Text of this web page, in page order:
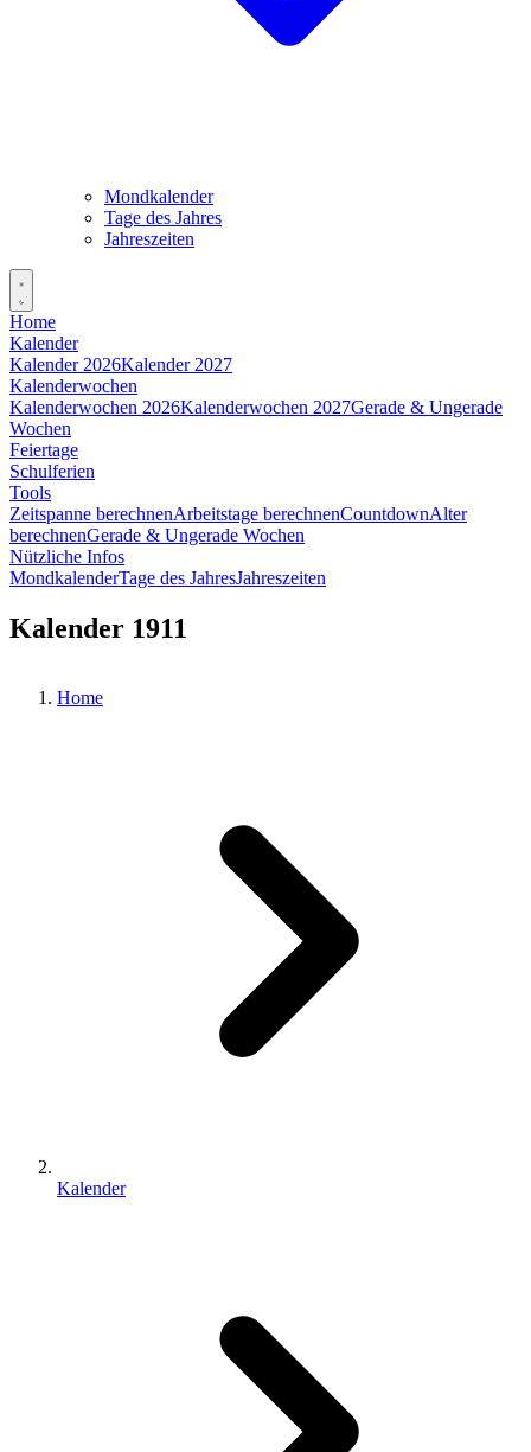
Mondkalender
Tage des Jahres
Jahreszeiten
Home
Kalender
Kalender 2026Kalender 2027
Kalenderwochen
Kalenderwochen 2026Kalenderwochen 2027Gerade & Ungerade
Wochen
Feiertage
Schulferien
Tools
Zeitspanne berechnenArbeitstage berechnenCountdownAlter
berechnenGerade & Ungerade Wochen
Nützliche Infos
MondkalenderTage des JahresJahreszeiten
Kalender 1911
Home
Kalender